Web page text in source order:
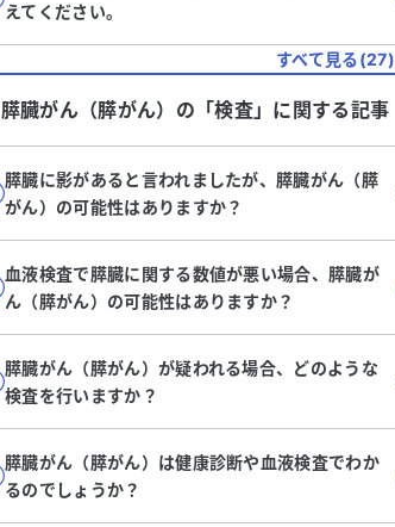
えてください。
すべて見る(27)
膵臓がん（膵がん） の「検査」に関する記事
膵臓に影があると言われましたが、膵臓がん（膵
がん）の可能性はありますか？
血液検査で膵臓に関する数値が悪い場合、膵臓が
ん（膵がん）の可能性はありますか？
膵臓がん（膵がん）が疑われる場合、どのような
検査を行いますか？
膵臓がん（膵がん）は健康診断や血液検査でわか
るのでしょうか？